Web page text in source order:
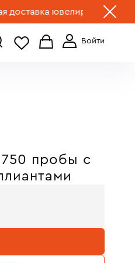
ювелирных изделий по
+7 (499) 519-00-00
750 пробы с